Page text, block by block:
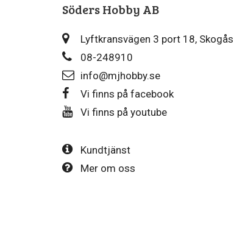
Söders Hobby AB
Lyftkransvägen 3 port 18, Skogås
08-248910
info@mjhobby.se
Vi finns på facebook
Vi finns på youtube
Kundtjänst
Mer om oss